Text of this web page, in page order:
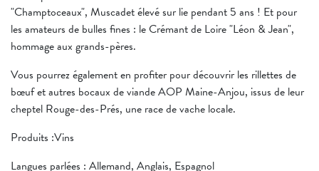
"Champtoceaux", Muscadet élevé sur lie pendant 5 ans ! Et pour
les amateurs de bulles fines : le Crémant de Loire "Léon & Jean",
hommage aux grands-pères.
Vous pourrez également en profiter pour découvrir les rillettes de
bœuf et autres bocaux de viande AOP Maine-Anjou, issus de leur
cheptel Rouge-des-Prés, une race de vache locale.
Produits :Vins
Langues parlées : Allemand, Anglais, Espagnol